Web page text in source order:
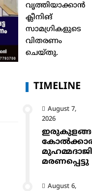
വൃത്തിയാക്കാൻ
ക്ലീനിങ്
സാമഗ്രികളുടെ
വിതരണം
ചെയ്തു.
TIMELINE
August 7,
2026
മുഹമ്മദാജി
മരണപ്പെട്ടു
August 6,